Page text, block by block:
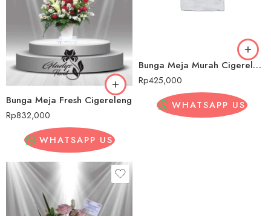
Bunga Meja Fresh Cigereleng
Rp832,000
WHATSAPP US
Bunga Meja Murah Cigereleng
Rp425,000
WHATSAPP US